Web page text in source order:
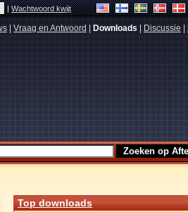
|Wachtwoord kwijt
Vraag en Antwoord Downloads Discussie
Top downloads